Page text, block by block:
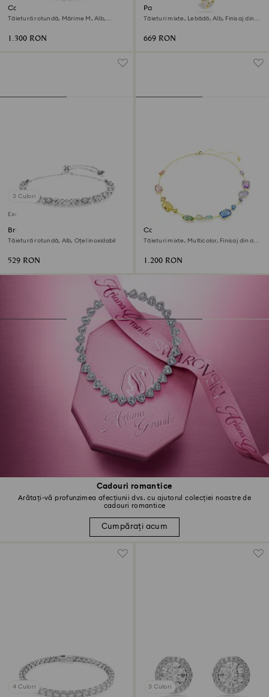
Cadouri romantice
Arătați-vă profunzimea afecțiunii dvs. cu ajutorul colecției noastre de
cadouri romantice
Cumpărați acum
Colier Una Angelic
Tăietură rotundă, Mărime M, Alb,
1.300 RON
Pandantiv Swan
Tăieturi mixte, Lebădă, Alb, Finisaj din
669 RON
3 Culori
Exclusiv online
Brățară Dextera
Tăietură rotundă, Alb, Oțel inoxidabil
529 RON
Colier Gema
Tăieturi mixte, Multicolor, Finisaj din aur
1.200 RON
4 Culori 3 Culori